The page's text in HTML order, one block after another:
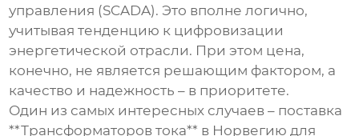
управления (SCADA). Это вполне логично,
учитывая тенденцию к цифровизации
энергетической отрасли. При этом цена,
конечно, не является решающим фактором, а
качество и надежность – в приоритете.
Один из самых интересных случаев – поставка
**Трансформаторов тока** в Норвегию для